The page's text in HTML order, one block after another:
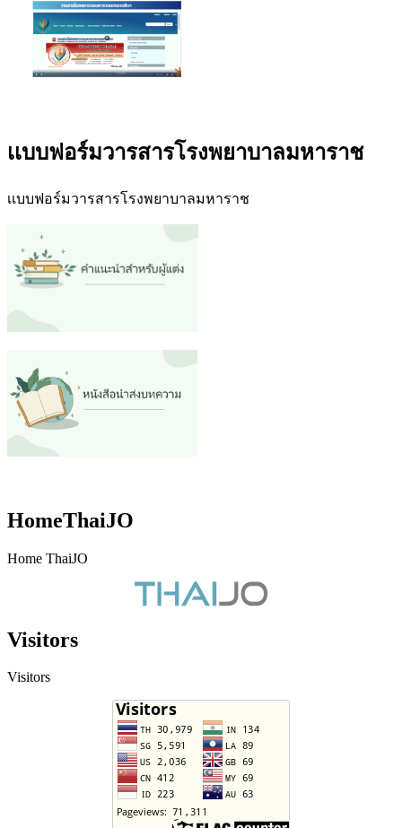
เเบบฟอร์มวารสารโรงพยาบาลมหาราช
เเบบฟอร์มวารสารโรงพยาบาลมหาราช
HomeThaiJO
Home ThaiJO
Visitors
Visitors